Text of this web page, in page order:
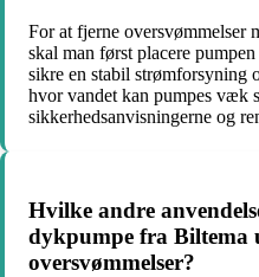
For at fjerne oversvømmelser
skal man først placere
sikre en stabil strømforsyning
hvor vandet kan pumpes væk
sikkerhedsanvisningerne og
Hvilke andre
dykpumpe fra Biltema
oversvømmelser?